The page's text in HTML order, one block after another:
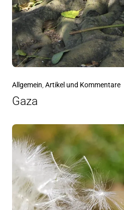
Allgemein Artikel und Kommentare
Gaza